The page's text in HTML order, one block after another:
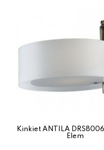
Kinkiet ANTILA DRS8006
Elem